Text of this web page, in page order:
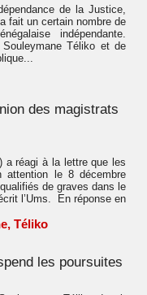
de la Justice,
fait un certain nombre de
indépendante.
Téliko et de
des magistrats
a réagi à la lettre que les
le 8 décembre
de graves dans le
l’Ums. En réponse en
, Téliko
les poursuites